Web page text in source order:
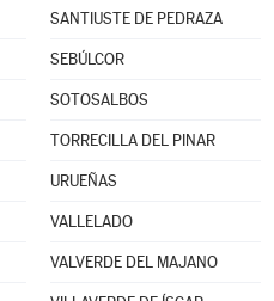
SANTIUSTE DE PEDRAZA
SEBÚLCOR
SOTOSALBOS
TORRECILLA DEL PINAR
URUEÑAS
VALLELADO
VALVERDE DEL MAJANO